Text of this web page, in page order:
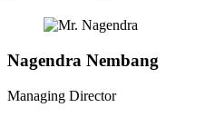
Nagendra Nembang
Managing Director